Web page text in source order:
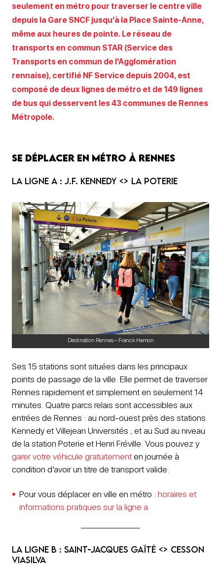
seulement en métro pour traverser le centre ville
depuis la Gare SNCF jusqu’à la Place Sainte-Anne,
même aux heures de pointe. Le réseau de
transports en commun STAR (Service des
Transports en commun de l’Agglomération
rennaise), certifié NF Service depuis 2004, est
composé de deux lignes de métro et de 149 lignes
de bus qui desservent les 43 communes de Rennes
Métropole.
Se déplacer en métro à Rennes
La ligne a : J.F. Kennedy <> La Poterie
Destination Rennes – Franck Hamon
Ses 15 stations sont situées dans les principaux
points de passage de la ville. Elle permet de traverser
Rennes rapidement et simplement en seulement 14
minutes. Quatre parcs relais sont accessibles aux
entrées de Rennes : au nord-ouest près des stations
Kennedy et Villejean Universités ; et au Sud au niveau
de la station Poterie et Henri Fréville. Vous pouvez y
garer votre véhicule gratuitementen journée à
condition d’avoir un titre de transport valide.
Pour vous déplacer en ville en métro : horaires et
informations pratiques sur la ligne a
La ligne b : Saint-Jacques Gaïté <> Cesson
ViaSilva